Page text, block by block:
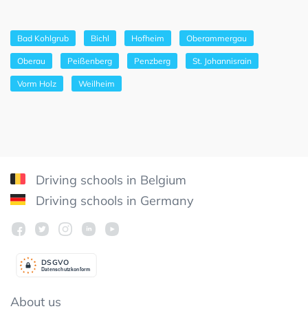
Bad Kohlgrub Bichl Hofheim Oberammergau
Oberau Peißenberg Penzberg St. Johannisrain
Vorm Holz Weilheim
Driving schools in Belgium
Driving schools in Germany
Datenschutzkonform
DSGVO
About us